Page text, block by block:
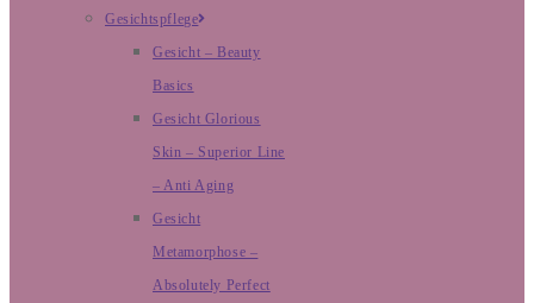
Gesichtspflege
Gesicht – Beauty
Basics
Gesicht Glorious
Skin – Superior Line
– Anti Aging
Gesicht
Metamorphose –
Absolutely Perfect